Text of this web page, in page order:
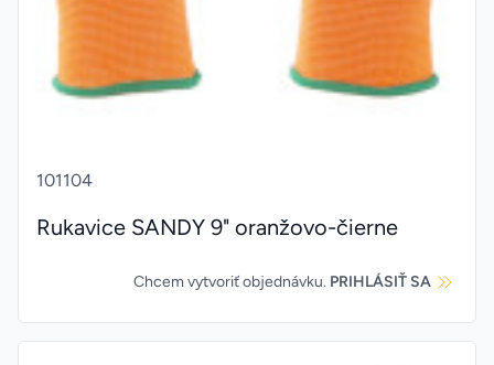
101104
Rukavice SANDY 9" oranžovo-čierne
Chcem vytvoriť objednávku. PRIHLÁSIŤ SA